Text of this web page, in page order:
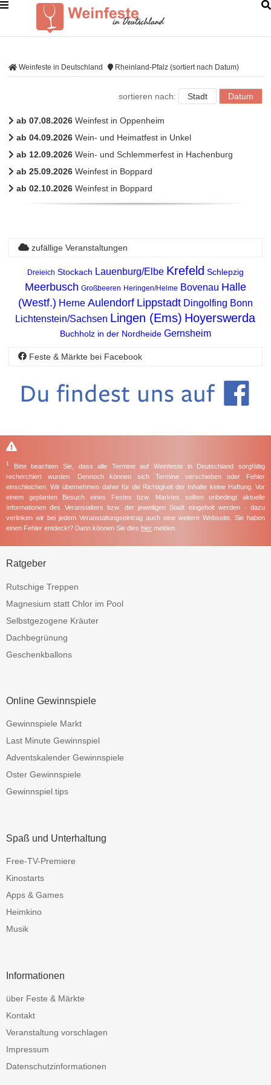
Weinfeste in Deutschland Rheinland-Pfalz (sortiert nach Datum)
sortieren nach: Stadt Datum
ab 07.08.2026 Weinfest in Oppenheim
ab 04.09.2026 Wein- und Heimatfest in Unkel
ab 12.09.2026 Wein- und Schlemmerfest in Hachenburg
ab 25.09.2026 Weinfest in Boppard
ab 02.10.2026 Weinfest in Boppard
zufällige Veranstaltungen
Dreieich Stockach Lauenburg/Elbe Krefeld Schlepzig
Meerbusch Großbeeren Heringen/Helme Bovenau Halle
(Westf.) Herne Aulendorf Lippstadt Dingolfing Bonn
Lichtenstein/Sachsen Lingen (Ems) Hoyerswerda
Buchholz in der Nordheide Gernsheim
Feste & Märkte bei Facebook
1 Bitte beachten Sie, dass alle Termine auf Weinfeste in Deutschland sorgfältig
recherchiert wurden. Dennoch können sich Termine verschieben oder Fehler
einschleichen. Wir übernehmen daher für die Richtigkeit der Inhalte keine Haftung. Vor
einem geplanten Besuch eines Festes bzw. Marktes sollten unbedingt aktuelle
Informationen des Veranstalters bzw. der jeweiligen Stadt eingeholt werden - dazu
verlinken wir bei jedem Veranstaltungseintrag auch eine weitere Webseite. Sie haben
einen Fehler entdeckt? Dann können Sie dies hier melden.
Ratgeber
Rutschige Treppen
Magnesium statt Chlor im Pool
Selbstgezogene Kräuter
Dachbegrünung
Geschenkballons
Online Gewinnspiele
Gewinnspiele Markt
Last Minute Gewinnspiel
Adventskalender Gewinnspiele
Oster Gewinnspiele
Gewinnspiel.tips
Spaß und Unterhaltung
Free-TV-Premiere
Kinostarts
Apps & Games
Heimkino
Musik
Informationen
über Feste & Märkte
Kontakt
Veranstaltung vorschlagen
Impressum
Datenschutzinformationen